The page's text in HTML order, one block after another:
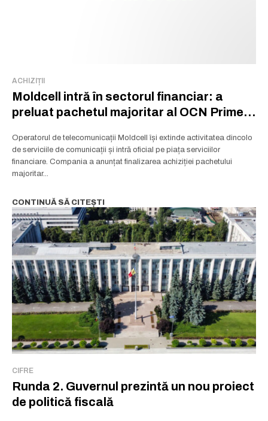
ACHIZIȚII
Moldcell intră în sectorul financiar: a
preluat pachetul majoritar al OCN Prime
Operatorul de telecomunicații Moldcell își extinde activitatea dincolo
de serviciile de comunicații și intră oficial pe piața serviciilor
financiare. Compania a anunțat finalizarea achiziției pachetului
majoritar...
CONTINUĂ SĂ CITEȘTI
CIFRE
Runda 2. Guvernul prezintă un nou proiect
de politică fiscală